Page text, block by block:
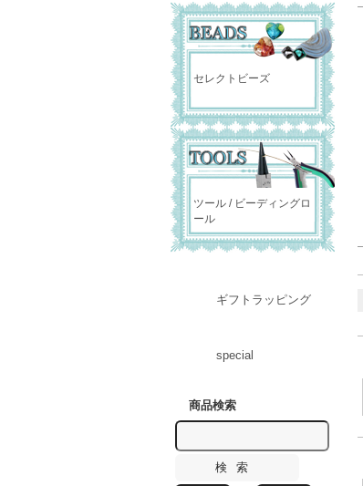
セレクトビーズ
ツール / ビーディングロ
ール
ギフトラッピング
special
商品検索